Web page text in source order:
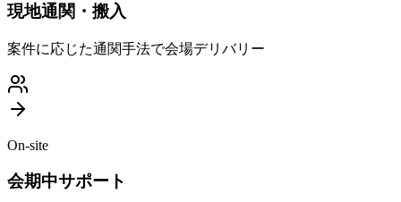
現地通関・搬入
案件に応じた通関手法で会場デリバリー
On-site
会期中サポート